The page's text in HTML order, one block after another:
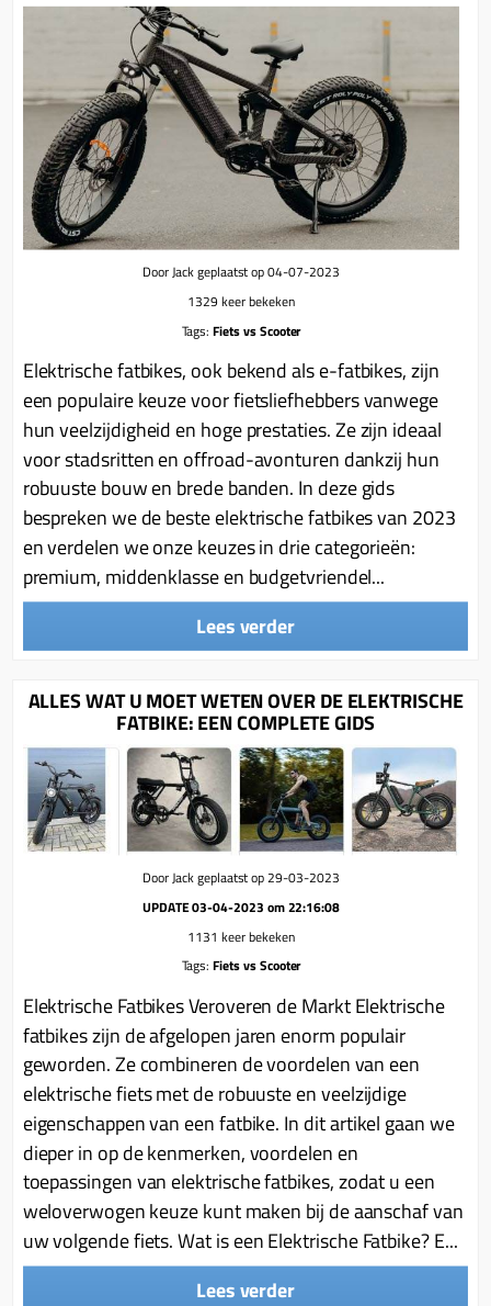
Door Jack geplaatst op 04-07-2023
1329 keer bekeken
Tags:Fiets vs Scooter
Elektrische fatbikes, ook bekend als e-fatbikes, zijn
een populaire keuze voor fietsliefhebbers vanwege
hun veelzijdigheid en hoge prestaties. Ze zijn ideaal
voor stadsritten en offroad-avonturen dankzij hun
robuuste bouw en brede banden. In deze gids
bespreken we de beste elektrische fatbikes van 2023
en verdelen we onze keuzes in drie categorieën:
premium, middenklasse en budgetvriendel...
Lees verder
ALLES WAT U MOET WETEN OVER DE ELEKTRISCHE
FATBIKE: EEN COMPLETE GIDS
Door Jack geplaatst op 29-03-2023
UPDATE 03-04-2023 om 22:16:08
1131 keer bekeken
Tags:Fiets vs Scooter
Elektrische Fatbikes Veroveren de Markt Elektrische
fatbikes zijn de afgelopen jaren enorm populair
geworden. Ze combineren de voordelen van een
elektrische fiets met de robuuste en veelzijdige
eigenschappen van een fatbike. In dit artikel gaan we
dieper in op de kenmerken, voordelen en
toepassingen van elektrische fatbikes, zodat u een
weloverwogen keuze kunt maken bij de aanschaf van
uw volgende fiets. Wat is een Elektrische Fatbike? E...
Lees verder